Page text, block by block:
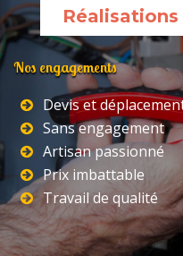
Réalisations
Nos engagements
Devis et
Sans engagement
Artisan passionné
Prix imbattable
Travail de qualité